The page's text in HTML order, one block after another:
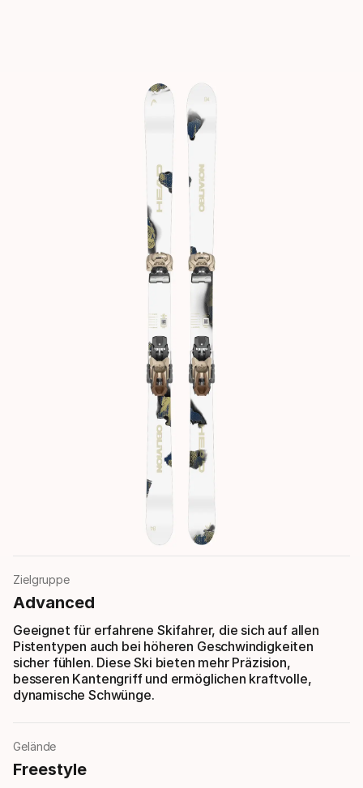
Zielgruppe
Advanced
Geeignet für erfahrene Skifahrer, die sich auf allen
Pistentypen auch bei höheren Geschwindigkeiten
sicher fühlen. Diese Ski bieten mehr Präzision,
besseren Kantengriff und ermöglichen kraftvolle,
dynamische Schwünge.
Gelände
Freestyle